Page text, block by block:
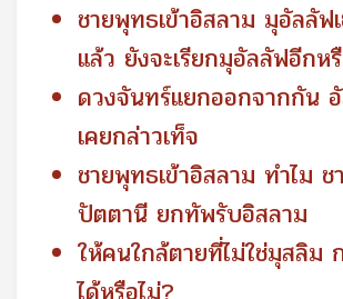
ชายพุทธเข้าอิสลาม มุอัลลัฟ
แล้ว ยังจะเรียกมุอัลลัฟอีกห
ดวงจันทร์แยกออกจากกัน
เคยกล่าวเท็จ
ชายพุทธเข้าอิสลาม ทำไม ช
ปัตตานี ยกทัพรับอิสลาม
ให้คนใกล้ตายที่ไม่ใช่มุสลิม